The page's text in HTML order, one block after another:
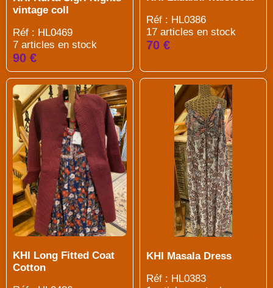
vintage coll
Réf : HL0469
7 articles en stock
90 €
Réf : HL0386
17 articles en stock
70 €
KHI Long Fitted Coat
Cotton
KHI Masala Dress
Réf : HL0383